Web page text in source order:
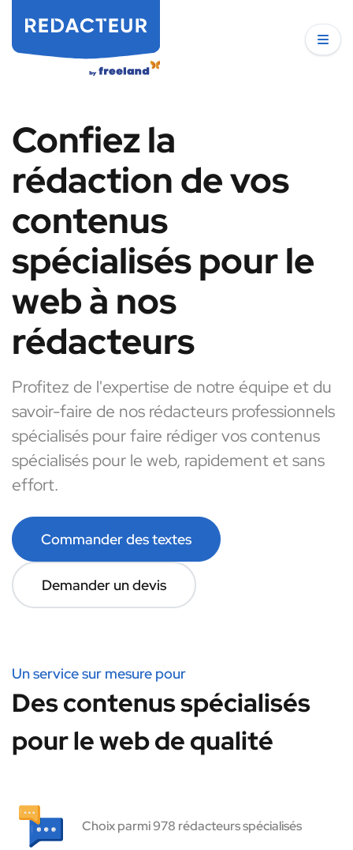
Confiez la
rédaction de vos
contenus
spécialisés pour le
web à nos
rédacteurs
Profitez de l'expertise de notre équipe et du
savoir-faire de nos rédacteurs professionnels
spécialisés pour faire rédiger vos contenus
spécialisés pour le web, rapidement et sans
effort.
Commander des textes
Demander un devis
Un service sur mesure pour
Des contenus spécialisés
pour le web de qualité
Choix parmi 978 rédacteurs spécialisés